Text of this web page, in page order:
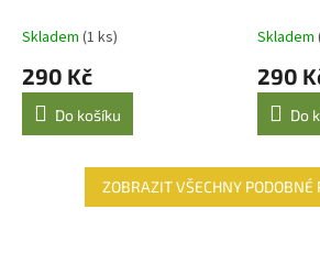
Skladem (1 ks)
290 Kč
Do košíku
Skladem
290
Do
ZOBRAZIT VŠECHNY PODOBNÉ